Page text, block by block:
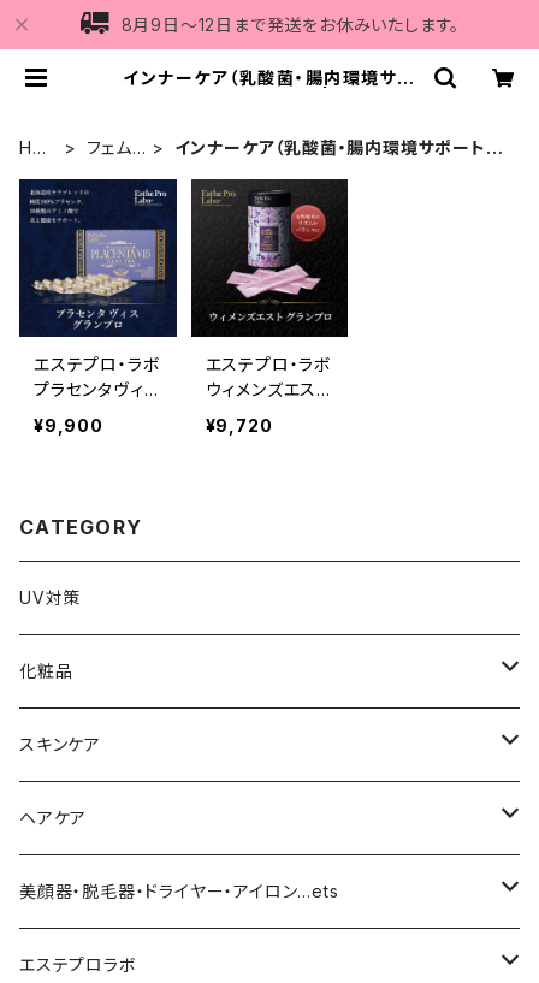
8月9日〜12日まで発送をお休みいたします。
インナーケア（乳酸菌・腸内環境サポ
HO
フェム
インナーケア（乳酸菌・腸内環境サポート・
エステプロ・ラボ
プラセンタヴィス
グランプロ 30粒
¥9,900
エステプロ・ラボ
ウィメンズエスト
グランプロ 6g×
30包
¥9,720
CATEGORY
UV対策
化粧品
化粧下地
ファンデーション／パウダー
クッションファンデーション
リキッドファンデ
マスカラ／眉毛／アイシャドー
リップ／チーク
スキンケア
導入化粧水／化粧水
美容液／アイクリーム
クリーム・乳液
ヘアケア
ヘアシャンプー／トリートメント
つるりんちょ
ヘアケア
美顔器・脱毛器・ドライヤー・アイロン…ets
MY TREX（マイトレックス）
エステプロラボ